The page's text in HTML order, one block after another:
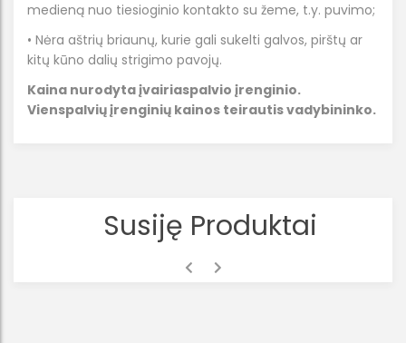
medieną nuo tiesioginio kontakto su žeme, t.y. puvimo;
• Nėra aštrių briaunų, kurie gali sukelti galvos, pirštų ar
kitų kūno dalių strigimo pavojų.
Kaina nurodyta įvairiaspalvio įrenginio.
Vienspalvių įrenginių kainos teirautis vadybininko.
Susiję Produktai